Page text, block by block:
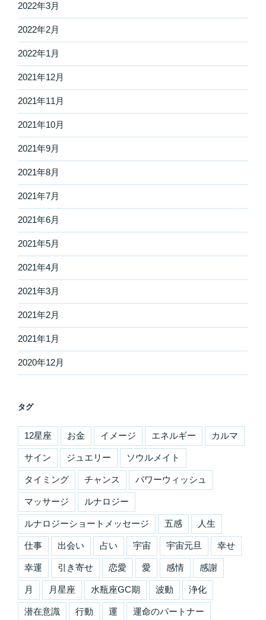
2022年3月
2022年2月
2022年1月
2021年12月
2021年11月
2021年10月
2021年9月
2021年8月
2021年7月
2021年6月
2021年5月
2021年4月
2021年3月
2021年2月
2021年1月
2020年12月
タグ
12星座 お金 イメージ エネルギー カルマ
サイン ジュエリー ソウルメイト
タイミング チャンス パワーウィッシュ
マッサージ ルナロジー
ルナロジーショートメッセージ 五感 人生
仕事 出会い 占い 宇宙 宇宙元旦 幸せ
幸運 引き寄せ 恋愛 愛 感情 感謝
月 月星座 水瓶座GC期 波動 浄化
潜在意識 行動 運 運命のパートナー